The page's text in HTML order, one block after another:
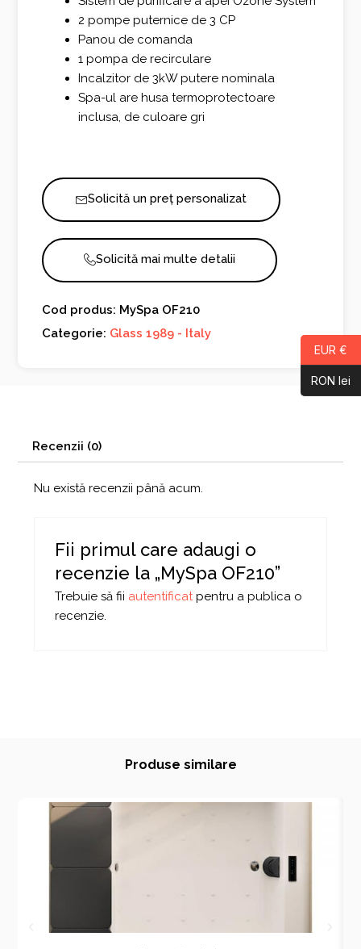
2 pompe puternice de 3 CP
Panou de comanda
1 pompa de recirculare
Incalzitor de 3kW putere nominala
Spa-ul are husa termoprotectoare
inclusa, de culoare gri
Solicită un preț personalizat
Solicită mai multe detalii
Cod produs: MySpa OF210
Categorie: Glass 1989 - Italy
Recenzii (0)
Nu există recenzii până acum.
Fii primul care adaugi o
recenzie la „MySpa OF210”
Trebuie să fii autentificatpentru a publica o
recenzie.
Produse similare
EUR €
RON lei